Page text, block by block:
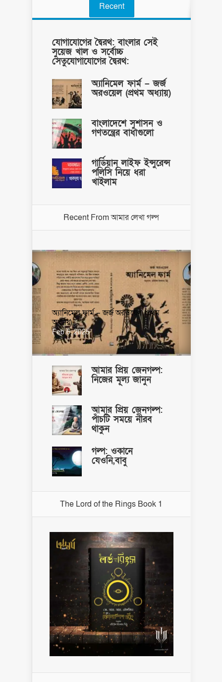
Recent
যোগাযোগের দ্বৈরথ: বাংলার সেই
সুয়েজ খাল ও সর্বোচ্চ
সেতুযোগাযোগের দ্বৈরথ:
অ্যানিমেল ফার্ম – জর্জ
অরওয়েল (প্রথম অধ্যায়)
বাংলাদেশে সুশাসন ও
গণতন্ত্রের বাধাগুলো
গার্ডিয়ান লাইফ ইন্সুরেন্স
পলিসি নিয়ে ধরা
খাইলাম
Recent Fromআমার লেখা গল্প
অ্যানিমেল ফার্ম – জর্জ অরওয়েল (প্রথম
অধ্যায়)
Feb 6, 2025
আমার প্রিয় জেনগল্প:
নিজের মূল্য জানুন
আমার প্রিয় জেনগল্প:
পাঁচটি সময়ে নীরব
থাকুন
গল্প: ওকানে
যেওনি,বাবু
The Lord of the Rings Book 1